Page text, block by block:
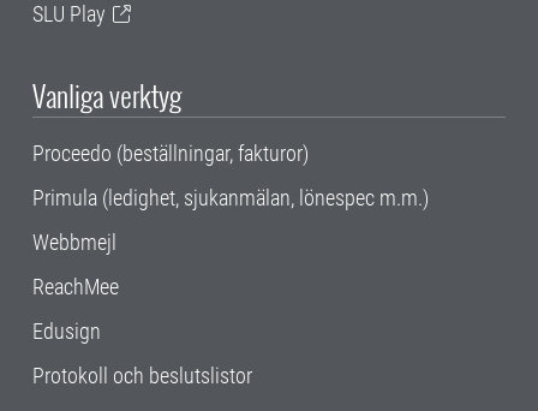
SLU Play
Vanliga verktyg
Proceedo (beställningar, fakturor)
Primula (ledighet, sjukanmälan, lönespec m.m.)
Webbmejl
ReachMee
Edusign
Protokoll och beslutslistor